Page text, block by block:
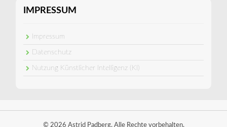
IMPRESSUM
Impressum
Datenschutz
Nutzung Künstlicher Intelligenz (KI)
© 2026 Astrid Padberg. Alle Rechte vorbehalten.